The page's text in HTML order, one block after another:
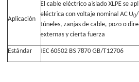
Aplicación
El cable eléctrico aislado XLPE se
eléctrica con voltaje nominal AC U0/
túneles, zanjas de cable, pozo o
externas y cierta fuerza
Estándar IEC 60502 BS 7870 GB/T12706